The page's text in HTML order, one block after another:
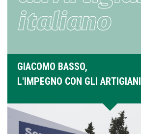
GIACOMO BASSO,
L'IMPEGNO CON GLI ARTIGIANI